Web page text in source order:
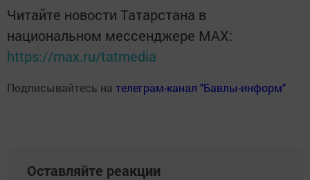
Читайте новости Татарстана в
национальном мессенджере MАХ:
https://max.ru/tatmedia
Подписывайтесь на телеграм-канал "Бавлы-информ"
Оставляйте реакции